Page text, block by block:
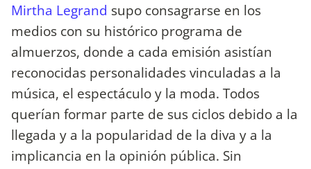
Mirtha Legrand supo consagrarse en los
medios con su histórico programa de
almuerzos, donde a cada emisión asistían
reconocidas personalidades vinculadas a la
música, el espectáculo y la moda. Todos
querían formar parte de sus ciclos debido a la
llegada y a la popularidad de la diva y a la
implicancia en la opinión pública. Sin